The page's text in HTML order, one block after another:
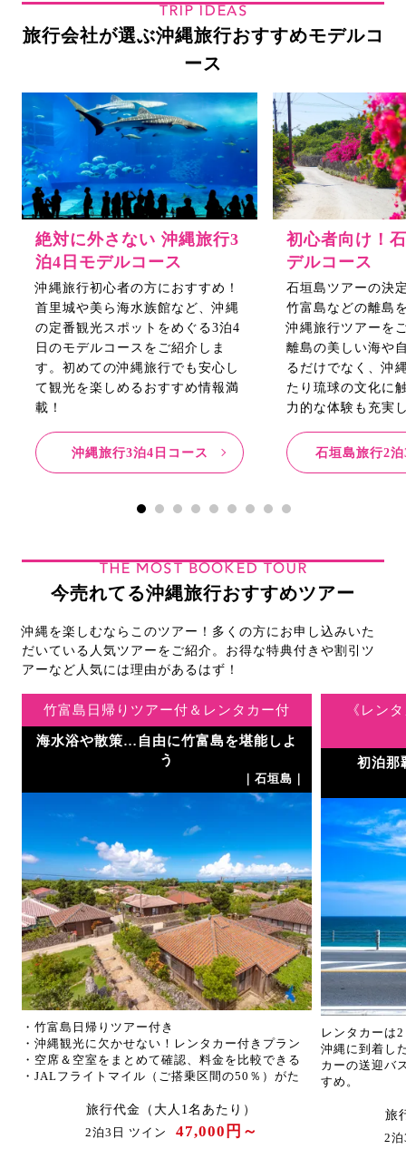
TRIP IDEAS
旅行会社が選ぶ沖縄旅行おすすめモデルコ
ース
絶対に外さない 沖縄旅行3
泊4日モデルコース
沖縄旅行初心者の方におすすめ！
首里城や美ら海水族館など、沖縄
の定番観光スポットをめぐる3泊4
日のモデルコースをご紹介しま
す。初めての沖縄旅行でも安心し
て観光を楽しめるおすすめ情報満
載！
沖縄旅行3泊4日コース
初心者向け！
デルコース
石垣島ツアーの決
竹富島などの離島
沖縄旅行ツアーを
離島の美しい海や
るだけでなく、沖
たり琉球の文化に
力的な体験も充実
石垣島旅行2
THE MOST BOOKED TOUR
今売れてる沖縄旅行おすすめツアー
沖縄を楽しむならこのツアー！多くの方にお申し込みいた
だいている人気ツアーをご紹介。お得な特典付きや割引ツ
アーなど人気には理由があるはず！
竹富島日帰りツアー付＆レンタカー付
海水浴や散策…自由に竹富島を堪能しよ
う
｜石垣島｜
・竹富島日帰りツアー付き
・沖縄観光に欠かせない！レンタカー付きプラン
・空席＆空室をまとめて確認、料金を比較できる
・JALフライトマイル（ご搭乗区間の50％）がた
旅行代金（大人1名あたり）
2泊3日 ツイン 47,000円～
《レン
初泊那
レンタカーは
沖縄に到着し
カーの送迎バ
すめ。
旅
2